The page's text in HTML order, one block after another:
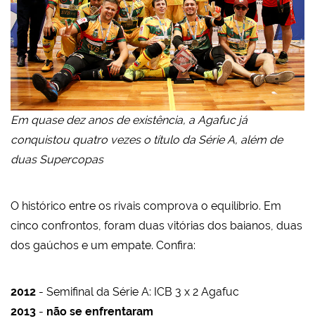
Em quase dez anos de existência, a Agafuc já
conquistou quatro vezes o título da Série A, além de
duas Supercopas
O histórico entre os rivais comprova o equilíbrio. Em
cinco confrontos, foram duas vitórias dos baianos, duas
dos gaúchos e um empate. Confira:
2012 - Semifinal da Série A: ICB 3 x 2 Agafuc
2013 - não se enfrentaram